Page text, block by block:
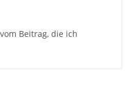
Beitrag, die ich